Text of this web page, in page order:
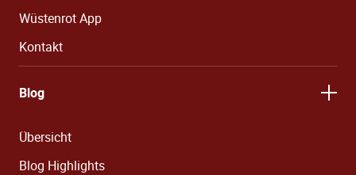
Wüstenrot App
Kontakt
Blog
Übersicht
Blog Highlights